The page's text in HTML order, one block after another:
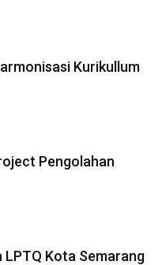
Kurikullum
Pengolahan
Kota Semarang